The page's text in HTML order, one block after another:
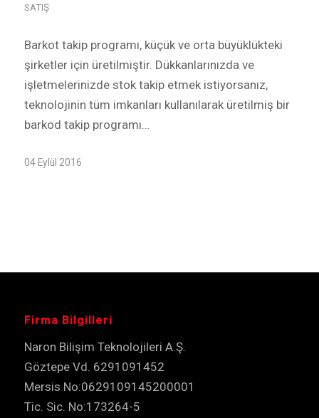
SATIŞ
Barkot takip programı, küçük ve orta büyüklükteki
şirketler için üretilmiştir. Dükkanlarınızda ve
işletmelerinizde stok takip etmek istiyorsanız,
teknolojinin tüm imkanları kullanılarak üretilmiş bir
barkod takip programı…
04 Eylül 2016
Firma Bilgilleri
Naron Bilişim Teknolojileri A.Ş.
Göztepe Vd. 6291091452
Mersis No:0629109145200001
Tic. Sic. No:173264-5